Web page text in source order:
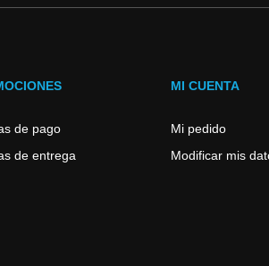
de pago
de entrega
MI CUENTA
Mi pedido
Modificar mis